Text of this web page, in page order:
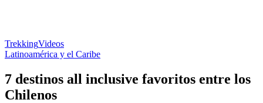
TrekkingVideos
Latinoamérica y el Caribe
​7 destinos all inclusive favoritos entre los
Chilenos